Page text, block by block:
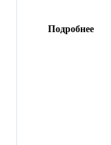
Подробнее